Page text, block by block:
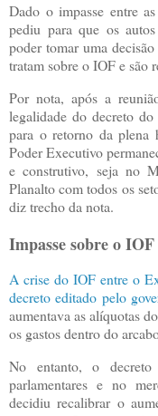
Dado o impasse entre
pediu para que os
poder tomar uma
tratam sobre o IOF e são
Por nota, após a
legalidade do decreto
para o retorno da plena
Poder Executivo
e construtivo, seja no
Planalto com todos os
diz trecho da nota.
Impasse sobre o IOF
A crise do IOF entre o
decreto editado pelo
aumentava as alíquotas
os gastos dentro do
No entanto, o decreto
parlamentares e no
decidiu recalibrar o